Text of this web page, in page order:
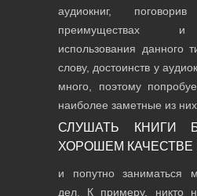
аудиокниг,
преимуществах и
использования данного
слову, достоинств у
много, поэтому
наиболее заметные из них.
СЛУШАТЬ КНИГИ
ХОРОШЕМ КАЧЕСТВЕ
и попутно заниматься
дел. К примеру, никто